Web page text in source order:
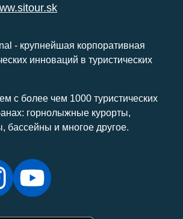
- крупнейшая корпоративная
инноваций в туристических
с более чем 1000 туристических
горнолыжные курорты,
бассейны и многое другое.